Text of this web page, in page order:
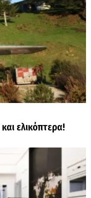
ελικόπτερα!